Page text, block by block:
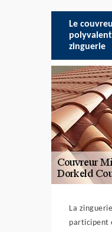
Le
zinguerie
La
participent